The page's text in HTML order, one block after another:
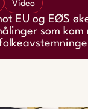
Video
EU og EØS
som